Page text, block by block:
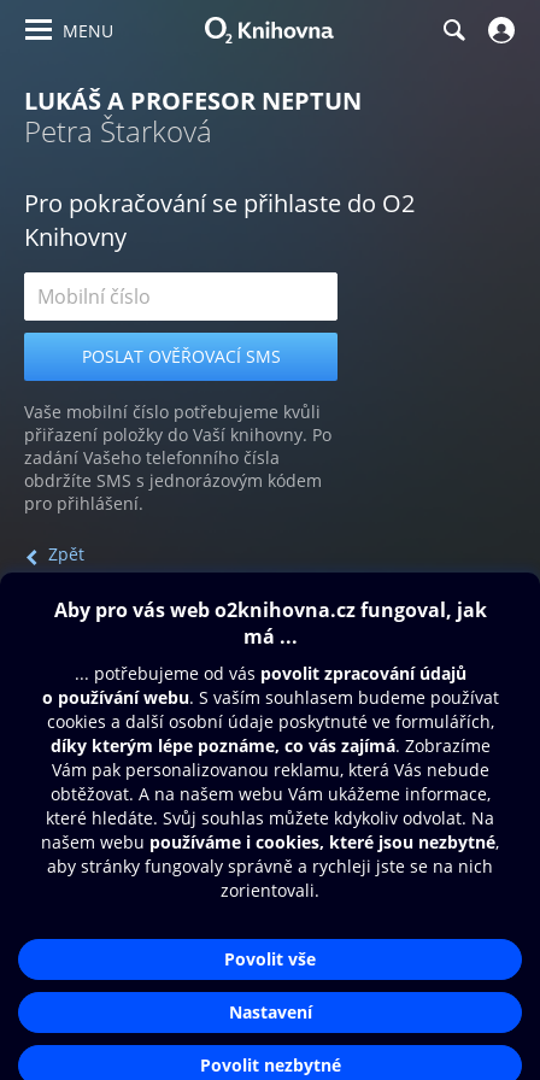
MENU
LUKÁŠ A PROFESOR NEPTUN
Petra Štarková
Pro pokračování se přihlaste do O2
Knihovny
Vaše mobilní číslo potřebujeme kvůli
přiřazení položky do Vaší knihovny. Po
zadání Vašeho telefonního čísla
obdržíte SMS s jednorázovým kódem
pro přihlášení.
Zpět
Obsah ke stažení
Moje O2 Knihovna
Další zábava
© O2 Czech Republic a.s.
Přístupnost
Zásady zpracování osobních údajů
Nastavení cookies
Aplikace O2 Knihovna
Čti a poslouchej své e-knihy a
audioknihy rychleji a pohodlněji.